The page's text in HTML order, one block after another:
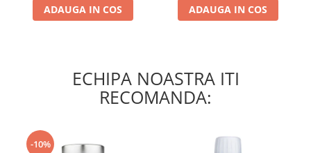
ADAUGA IN COS ADAUGA IN COS
ECHIPA NOASTRA ITI
RECOMANDA:
-10%